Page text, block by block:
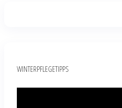
WINTERPFLEGETIPPS